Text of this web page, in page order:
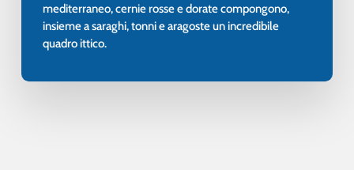
mediterraneo, cernie rosse e dorate compongono,
insieme a saraghi, tonni e aragoste un incredibile
quadro ittico.